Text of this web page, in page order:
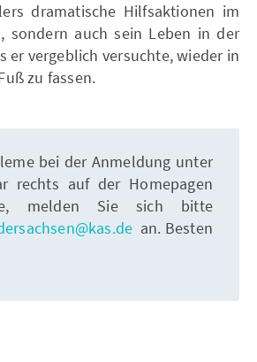
dramatische Hilfsaktionen im
sondern auch sein Leben in der
er vergeblich versuchte, wieder in
zu fassen.
bei der Anmeldung unter
rechts auf der Homepagen
melden Sie sich bitte
an. Besten